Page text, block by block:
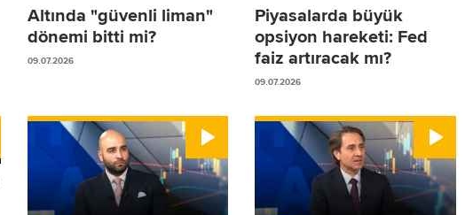
Altında "güvenli liman"
dönemi bitti mi?
09.07.2026
Piyasalarda büyük
opsiyon hareketi: Fed
faiz artıracak mı?
09.07.2026